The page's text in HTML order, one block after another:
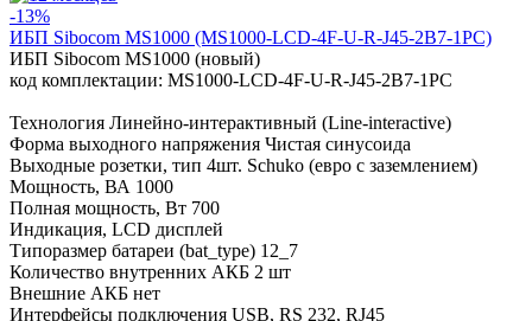
-13%
ИБП Sibocom MS1000 (MS1000-LCD-4F-U-R-J45-2B7-1PC)
ИБП Sibocom MS1000 (новый)
код комплектации: MS1000-LCD-4F-U-R-J45-2B7-1PC
Технология Линейно-интерактивный (Line-interactive)
Форма выходного напряжения Чистая синусоида
Выходные розетки, тип 4шт. Schuko (евро с заземлением)
Мощность, ВА 1000
Полная мощность, Вт 700
Индикация, LCD дисплей
Типоразмер батареи (bat_type) 12_7
Количество внутренних АКБ 2 шт
Внешние АКБ нет
Интерфейсы подключения USB, RS 232, RJ45